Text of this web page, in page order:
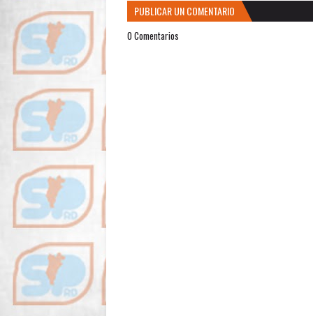
PUBLICAR UN COMENTARIO
0 Comentarios